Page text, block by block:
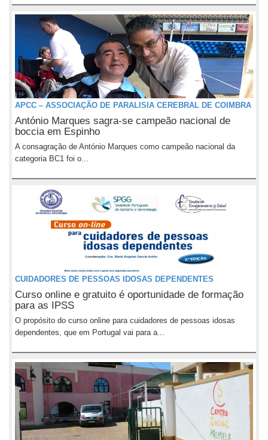
APCC – ASSOCIAÇÃO DE PARALISIA CEREBRAL DE COIMBRA
António Marques sagra-se campeão nacional de
boccia em Espinho
A consagração de António Marques como campeão nacional da
categoria BC1 foi o...
CUIDADORES DE PESSOAS IDOSAS DEPENDENTES
Curso online e gratuito é oportunidade de formação
para as IPSS
O propósito do curso online para cuidadores de pessoas idosas
dependentes, que em Portugal vai para a...